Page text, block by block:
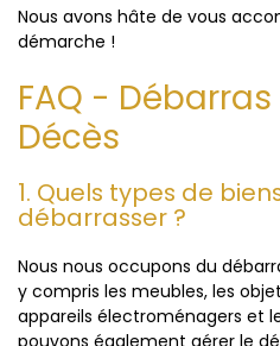
Nous avons hâte de vous
démarche !
FAQ -
Décès
1. Quels types de
débarrasser ?
Nous nous occupons du
y compris les meubles, les
appareils électroménagers et
pouvons également gérer le